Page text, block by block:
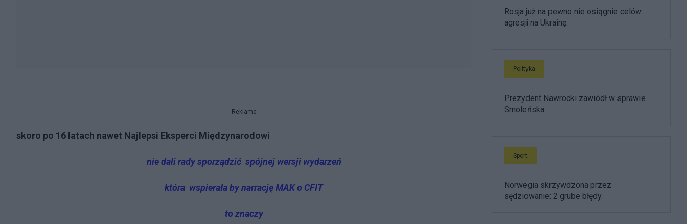
Reklama
skoro po 16 latach nawet Najlepsi Eksperci Międzynarodowi
nie dali rady sporządzić spójnej wersji wydarzeń
która wspierała by narrację MAK o CFIT
to znaczy
Rosja już na pewno nie osiągnie celów
agresji na Ukrainę.
Polityka
Prezydent Nawrocki zawiódł w sprawie
Smoleńska.
Sport
Norwegia skrzywdzona przez
sędziowanie: 2 grube błędy.